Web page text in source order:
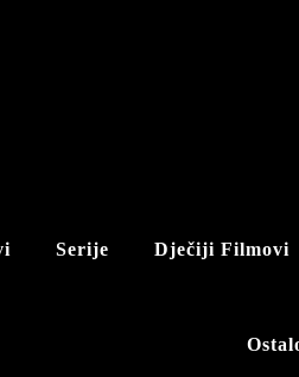
Serije Dječiji Filmovi